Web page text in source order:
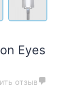
Eyes
отзыв